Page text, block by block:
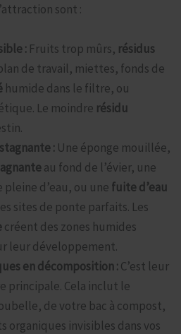
sont :
: Fruits trop mûrs, résidus
de travail, miettes, fonds de
humide dans le filtre, ou
Le moindre résidu
: Une éponge mouillée,
au fond de l’évier, une
d’eau, ou une fuite d’eau
sites de ponte parfaits. Les
créent des zones humides
leur développement.
en décomposition :C’est leur
principale. Cela inclut le
de votre bac à compost,
organiques invisibles dans vos